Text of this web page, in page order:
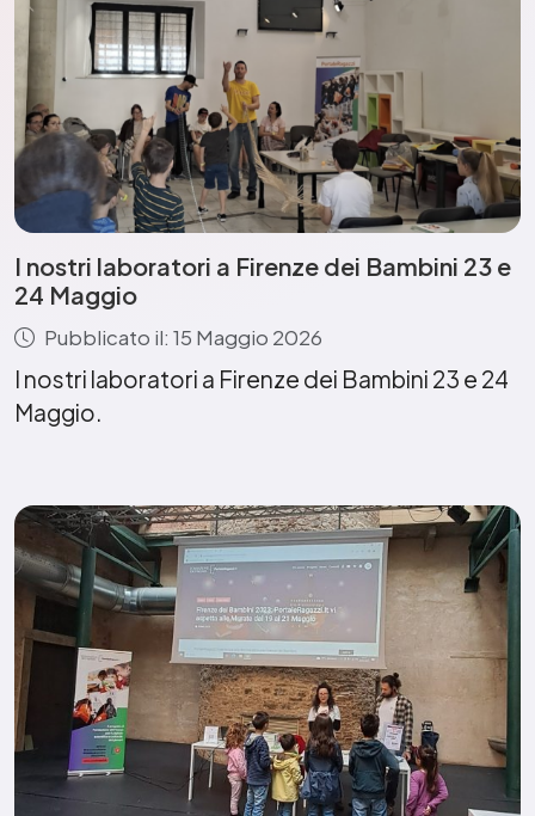
I nostri laboratori a Firenze dei Bambini 23 e
24 Maggio
Pubblicato il: 15 Maggio 2026
I nostri laboratori a Firenze dei Bambini 23 e 24
Maggio.